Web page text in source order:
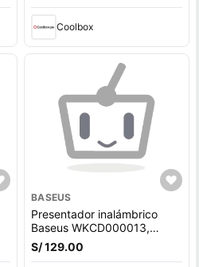
Coolbox
BASEUS
Presentador inalámbrico
Baseus WKCD000013,
receptor usb Tipo-C, láser
rojo, recargables, gris
S/ 129.00